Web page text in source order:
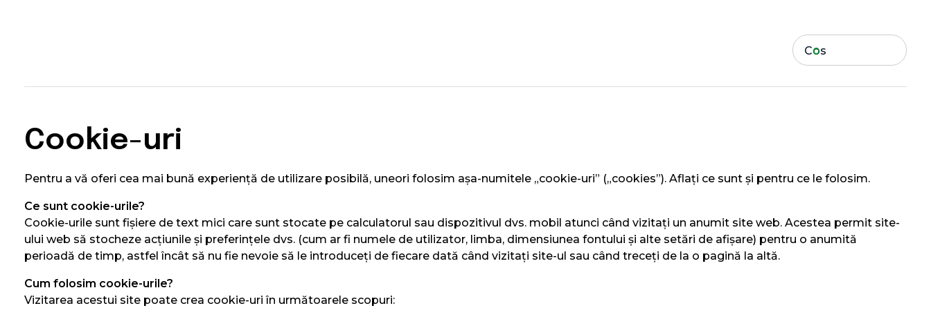
0
Cos
Cookie-uri
Pentru a vă oferi cea mai bună experiență de utilizare posibilă, uneori folosim așa-numitele „cookie-uri” („cookies”). Aflați ce sunt și pentru ce le folosim.
Ce sunt cookie-urile?
Cookie-urile sunt fișiere de text mici care sunt stocate pe calculatorul sau dispozitivul dvs. mobil atunci când vizitați un anumit site web. Acestea permit site-
ului web să stocheze acțiunile și preferințele dvs. (cum ar fi numele de utilizator, limba, dimensiunea fontului și alte setări de afișare) pentru o anumită
perioadă de timp, astfel încât să nu fie nevoie să le introduceți de fiecare dată când vizitați site-ul sau când treceți de la o pagină la altă.
Cum folosim cookie-urile?
Vizitarea acestui site poate crea cookie-uri în următoarele scopuri: